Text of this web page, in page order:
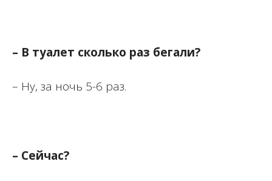
– В туалет сколько раз бегали?
– Ну, за ночь 5-6 раз.
– Сейчас?